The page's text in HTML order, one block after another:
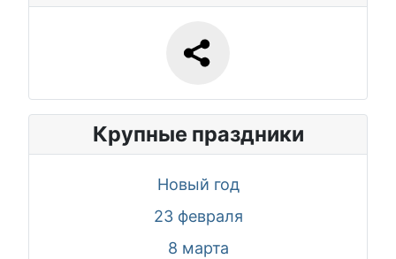
Крупные праздники
Новый год
23 февраля
8 марта